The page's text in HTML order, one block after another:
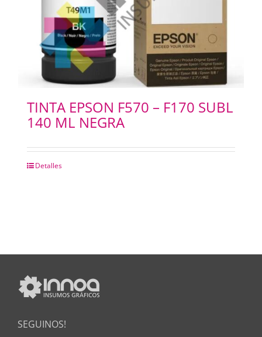
TINTA EPSON F570 – F170 SUBL
140 ML NEGRA
Detalles
SEGUINOS!